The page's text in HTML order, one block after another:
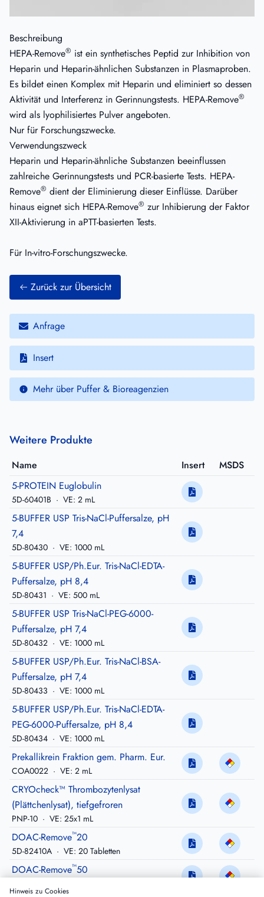
Beschreibung
HEPA-Remove® ist ein synthetisches Peptid zur Inhibition von
Heparin und Heparin-ähnlichen Substanzen in Plasmaproben.
Es bildet einen Komplex mit Heparin und eliminiert so dessen
Aktivität und Interferenz in Gerinnungstests. HEPA-Remove®
wird als lyophilisiertes Pulver angeboten.
Nur für Forschungszwecke.
Verwendungszweck
Heparin und Heparin-ähnliche Substanzen beeinflussen
zahlreiche Gerinnungstests und PCR-basierte Tests. HEPA-
Remove® dient der Eliminierung dieser Einflüsse. Darüber
hinaus eignet sich HEPA-Remove® zur Inhibierung der Faktor
XII-Aktivierung in aPTT-basierten Tests.
Für In-vitro-Forschungszwecke.
Zurück zur Übersicht
Anfrage
Insert
Mehr über Puffer & Bioreagenzien
Weitere Produkte
Name Insert
MSDS
5-PROTEIN Euglobulin
5D-60401B · VE: 2 mL
5-BUFFER USP Tris-NaCl-Puffersalze, pH
7,4
5D-80430 · VE: 1000 mL
5-BUFFER USP/Ph.Eur. Tris-NaCl-EDTA-
Puffersalze, pH 8,4
5D-80431 · VE: 500 mL
5-BUFFER USP Tris-NaCl-PEG-6000-
Puffersalze, pH 7,4
5D-80432 · VE: 1000 mL
5-BUFFER USP/Ph.Eur. Tris-NaCl-BSA-
Puffersalze, pH 7,4
5D-80433 · VE: 1000 mL
5-BUFFER USP/Ph.Eur. Tris-NaCl-EDTA-
PEG-6000-Puffersalze, pH 8,4
5D-80434 · VE: 1000 mL
Prekallikrein Fraktion gem. Pharm. Eur.
COA0022 · VE: 2 mL
CRYOcheck™ Thrombozytenlysat
(Plättchenlysat), tiefgefroren
PNP-10 · VE: 25x1 mL
DOAC-Remove™20
5D-82410A · VE: 20 Tabletten
DOAC-Remove™50
Hinweis zu Cookies